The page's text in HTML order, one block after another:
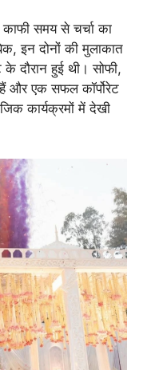
समय से चर्चा का
इन दोनों की मुलाकात
दौरान हुई थी। सोफी,
और एक सफल कॉर्पोरेट
कार्यक्रमों में देखी